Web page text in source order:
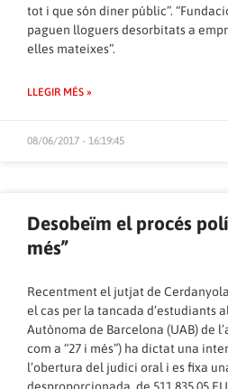
tot i que són diner públic”.
paguen lloguers desorbitats a
elles mateixes”.
LLEGIR MÉS »
08/06/2017 - 16:19:45
Desobeïm el procés
més”
Recentment el jutjat de
el cas per la tancada d’estudiants
Autònoma de Barcelona (UAB) de
com a “27 i més”) ha dictat una
l’obertura del judici oral i es fixa